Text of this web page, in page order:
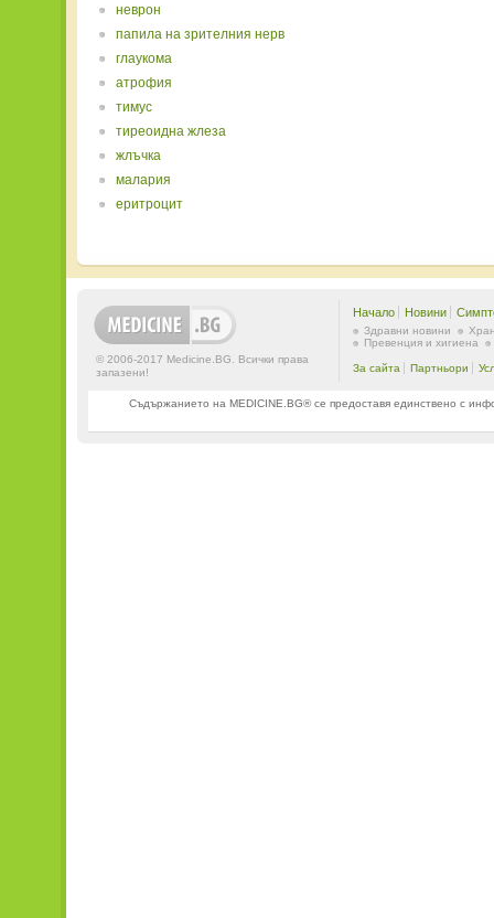
неврон
папила на зрителния нерв
глаукома
атрофия
тимус
тиреоидна жлеза
жлъчка
малария
еритроцит
© 2006-2017 Medicine.BG. Всички права
запазени!
Начало Новини
Здравни новини
Превенция и хигиена
За сайта Партньори
Съдържанието на MEDICINE.BG® се предоставя единствено с